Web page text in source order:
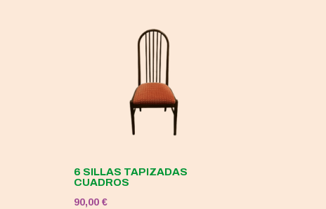
6 SILLAS TAPIZADAS
CUADROS
90,00€